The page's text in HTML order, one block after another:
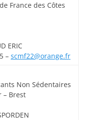
France des Côtes
ERIC
– scmf22@orange.fr
Non Sédentaires
– Brest